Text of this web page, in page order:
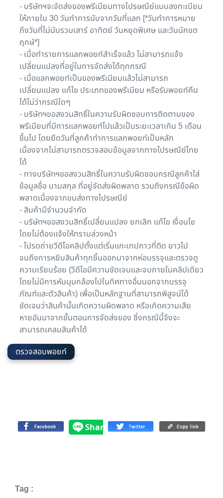
- บริษัทฯจะจัดส่งของพรีเมียมทางไปรษณีย์แบบลงทะเบียน
ให้ภายใน 30 วันทำการนับจากวันที่แลก [*วันทำการหมาย
ถึงวันที่ไม่นับรวมเสาร์ อาทิตย์ วันหยุดพิเศษ และวันนักขต
ฤกษ์*]
- เมื่อทำรายการแลกพอยท์สำเร็จแล้ว ไม่สามารถแจ้ง
เปลี่ยนแปลงที่อยู่ในการจัดส่งได้ทุกกรณี
- เมื่อแลกพอยท์เป็นของพรีเมียมแล้วไม่สามารถ
เปลี่ยนแปลง แก้ไข ประเภทของพรีเมียม หรือรับพอยท์คืน
ได้ไม่ว่ากรณีใดๆ
- บริษัทฯขอสงวนสิทธิ์ในความรับผิดชอบการติดตามของ
พรีเมียมที่มีการแลกพอยท์ไปแล้วเป็นระยะเวลาเกิน 5 เดือน
ขึ้นไป โดยยึดวันที่ลูกค้าทำการแลกพอยท์เป็นหลัก
เนื่องจากไม่สามารถตรวจสอบข้อมูลจากทางไปรษณีย์ไทย
ได้
- ทางบริษัทฯขอสงวนสิทธิ์ในความรับผิดชอบกรณีลูกค้าใส่
ข้อมูลชื่อ นามสกุล ที่อยู่จัดส่งผิดพลาด รวมถึงกรณีข้อผิด
พลาดเนื่องจากขนส่งทางไปรษณีย์
- สินค้ามีจำนวนจำกัด
- บริษัทฯขอสงวนสิทธิ์เปลี่ยนแปลง ยกเลิก แก้ไข เงื่อนไข
โดยไม่ต้องแจ้งให้ทราบล่วงหน้า
- โปรดถ่ายวีดีโอคลิปตั้งแต่เริ่มแกะเทปกาวที่ติด ยาวไป
จนถึงการหยิบสินค้าทุกชิ้นออกมาจากห่อบรรจุและตรวจดู
ความเรียบร้อย (วีดีโอมีความชัดเจนและจบภายในคลิปเดียว
โดยไม่มีการหันมุมกล้องไปในทิศทางอื่นนอกจากบรรจุ
ภัณฑ์และตัวสินค้า) เพื่อเป็นหลักฐานที่สามารถพิสูจน์ได้
ชัดเจนว่าสินค้านั้นเกิดความผิดพลาด หรือเกิดความเสีย
หายอันมาจากขั้นตอนการจัดส่งของ ซึ่งกรณีนี้จึงจะ
สามารถเคลมสินค้าได้
ตรวจสอบพอยท์
Tag :